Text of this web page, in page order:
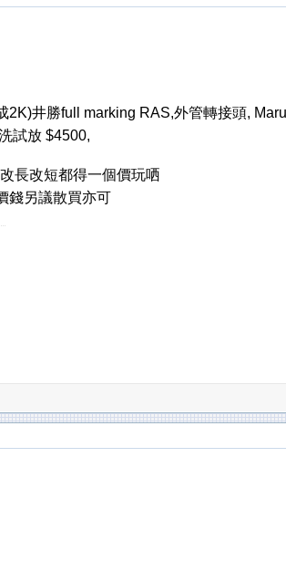
井勝full marking RAS,外管轉接頭,
試放 $4500,
長改短都得一個價玩哂
錢另議散買亦可